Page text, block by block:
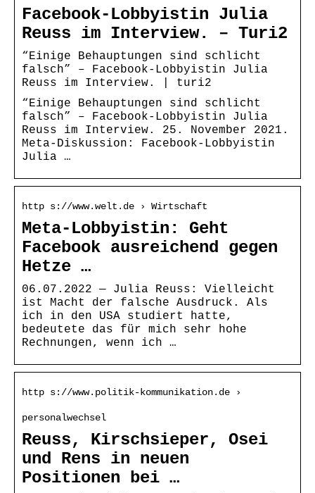
Facebook-Lobbyistin Julia
Reuss im Interview. – Turi2
“Einige Behauptungen sind schlicht
falsch” – Facebook-Lobbyistin Julia
Reuss im Interview. | turi2
“Einige Behauptungen sind schlicht
falsch” – Facebook-Lobbyistin Julia
Reuss im Interview. 25. November 2021.
Meta-Diskussion: Facebook-Lobbyistin
Julia …
http s://www.welt.de › Wirtschaft
Meta-Lobbyistin: Geht
Facebook ausreichend gegen
Hetze …
06.07.2022 — Julia Reuss: Vielleicht
ist Macht der falsche Ausdruck. Als
ich in den USA studiert hatte,
bedeutete das für mich sehr hohe
Rechnungen, wenn ich …
http s://www.politik-kommunikation.de ›
personalwechsel
Reuss, Kirschsieper, Osei
und Rens in neuen
Positionen bei …